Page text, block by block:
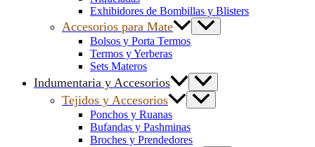
Exhibidores de Bombillas y Blisters
Accesorios para Mate
Bolsos y Porta Termos
Termos y Yerberas
Sets Materos
Indumentaria y Accesorios
Tejidos y Accesorios
Ponchos y Ruanas
Bufandas y Pashminas
Broches y Prendedores